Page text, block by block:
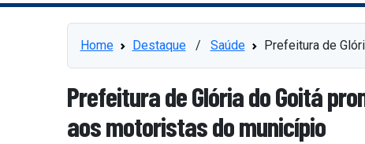
Home Destaque⠀/⠀ Saúde Prefeitura de
Prefeitura de Glória do Goitá
aos motoristas do município